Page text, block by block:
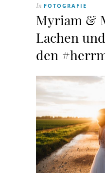
In FOTOGRAFIE
Myriam &
Lachen
den